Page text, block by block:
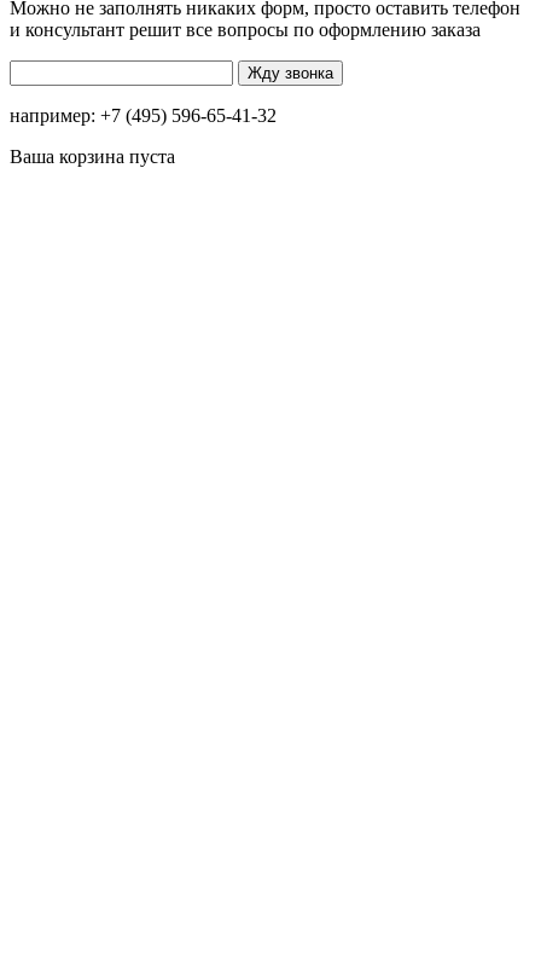
Можно не заполнять никаких форм, просто оставить телефон
и консультант решит все вопросы по оформлению заказа
например: +7 (495) 596-65-41-32
Ваша корзина пуста